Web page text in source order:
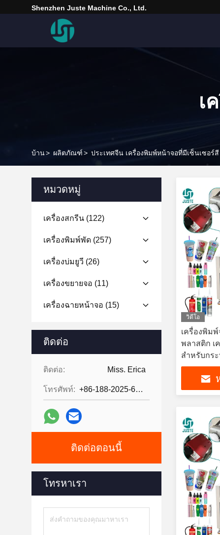
Shenzhen Juste Machine Co., Ltd.
เ
บ้าน> ผลิตภัณฑ์> ประเทศจีน เครื่องพิมพ์หน้าจอที่มีเซ็นเซอร์สี
หมวดหมู่
เครื่องสกรีน (122)
เครื่องพิมพ์พัด (257)
เครื่องบ่มยูวี (26)
เครื่องขยายจอ (11)
เครื่องฉายหน้าจอ (15)
ติดต่อ
ติดต่อ: Miss. Erica
โทรศัพท์: +86-188-2025-6376
ติดต่อตอนนี้
โทรหาเรา
วิดีโอ
เครื่องพิม
พลาสติก เ
สําหรับกระ
กระป๋อง ท่